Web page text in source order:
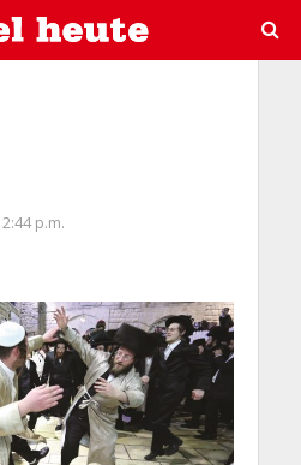
p.m.